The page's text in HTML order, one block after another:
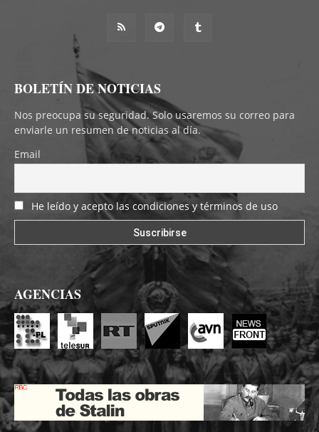
BOLETÍN DE NOTICIAS
Nos preocupa su seguridad. Solo usaremos su correo para
enviarle un resumen de noticias al día.
Email
He leído y acepto las condiciones y términos de uso
AGENCIAS